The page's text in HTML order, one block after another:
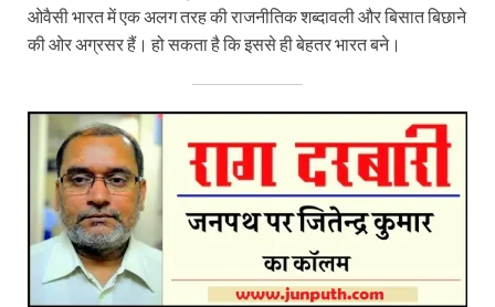
ओवैसी भारत में एक अलग तरह की राजनीतिक शब्दावली और बिसात बिछाने
की ओर अग्रसर हैं। हो सकता है कि इससे ही बेहतर भारत बने।